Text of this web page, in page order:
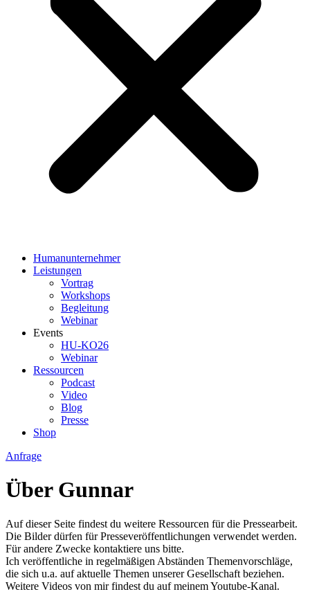
Humanunternehmer
Leistungen
Vortrag
Workshops
Begleitung
Webinar
Events
HU-KO26
Webinar
Ressourcen
Podcast
Video
Blog
Presse
Shop
Anfrage
Über Gunnar
Auf dieser Seite findest du weitere Ressourcen für die Pressearbeit.
Die Bilder dürfen für Presseveröffentlichungen verwendet werden.
Für andere Zwecke kontaktiere uns bitte.
Ich veröffentliche in regelmäßigen Abständen Themenvorschläge,
die sich u.a. auf aktuelle Themen unserer Gesellschaft beziehen.
Weitere Videos von mir findest du auf meinem Youtube-Kanal.